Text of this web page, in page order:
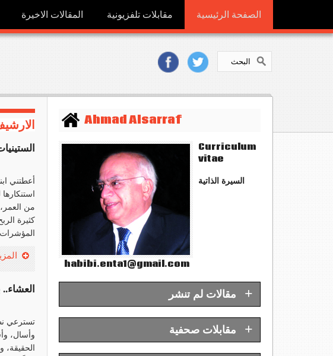
الصفحة الرئيسية مقابلات تلفزيونية المقالات الاخيرة
أعطتني
كثيرة
العشاء..
تسترعي
وأسال،
Ahmad Alsarraf
Curriculum
vitae
السيرة الذاتية
habibi.enta1@gmail.com
مقالات لم تنشر +
مقابلات صحفية +